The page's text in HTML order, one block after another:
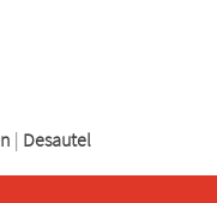
| Desautel
Kenbri